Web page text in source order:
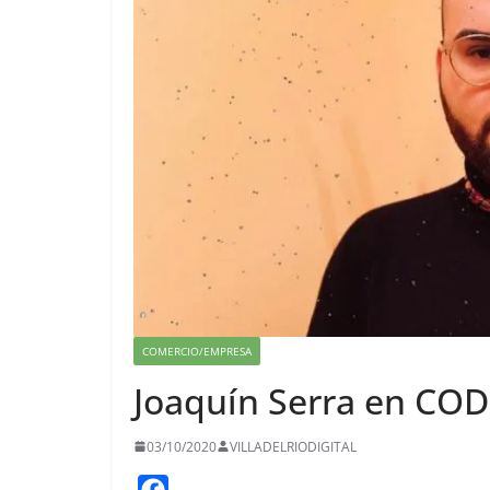
COMERCIO/EMPRESA
Joaquín Serra en
03/10/2020 VILLADELRIODIGITAL